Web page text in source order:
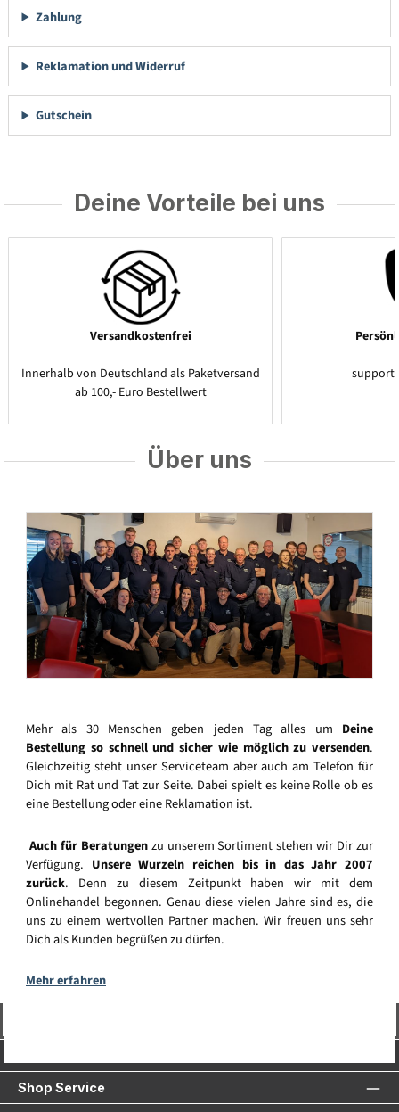
Zahlung
Reklamation und Widerruf
Gutschein
Deine Vorteile bei uns
Versandkostenfrei
Innerhalb von Deutschland als Paketversand
ab 100,- Euro Bestellwert
Über uns
Mehr als 30 Menschen geben jeden Tag alles um Deine
Bestellung so schnell und sicher wie möglich zu versenden.
Gleichzeitig steht unser Serviceteam aber auch am Telefon für
Dich mit Rat und Tat zur Seite. Dabei spielt es keine Rolle ob es
eine Bestellung oder eine Reklamation ist.
Auch für Beratungenzu unserem Sortiment stehen wir Dir zur
Verfügung. Unsere Wurzeln reichen bis in das Jahr 2007
zurück. Denn zu diesem Zeitpunkt haben wir mit dem
Onlinehandel begonnen. Genau diese vielen Jahre sind es, die
uns zu einem wertvollen Partner machen. Wir freuen uns sehr
Dich als Kunden begrüßen zu dürfen.
Mehr erfahren
Shop Service